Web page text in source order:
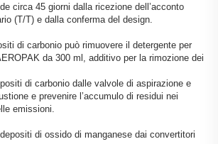
circa 45 giorni dalla ricezione dell’acconto
(T/T) e dalla conferma del design.
di carbonio può rimuovere il detergente per
da 300 ml, additivo per la rimozione dei
di carbonio dalle valvole di aspirazione e
e prevenire l’accumulo di residui nei
emissioni.
di ossido di manganese dai convertitori